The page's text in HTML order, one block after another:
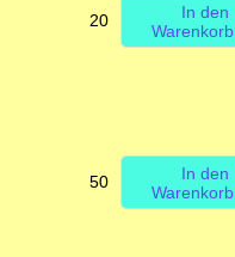
20
In den
Warenkorb
50
In den
Warenkorb